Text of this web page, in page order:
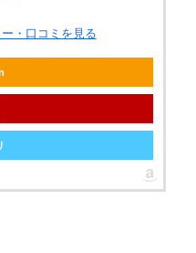
・口コミを見る